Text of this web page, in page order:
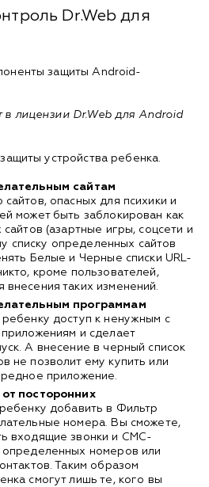
Dr.Web для
защиты Android-
в лицензии Dr.Web для Android
устройства ребенка.
сайтам
опасных для психики и
может быть заблокирован как
сайтов (азартные игры, соцсети и
списку определенных сайтов
Белые и Черные списки URL-
кроме пользователей,
таких изменений.
программам
ребенку доступ к ненужным с
и сделает
А внесение в черный список
не позволит ему купить или
приложение.
посторонних
добавить в Фильтр
номера. Вы сможете,
входящие звонки и СМС-
определенных номеров или
Таким образом
смогут лишь те, кого вы